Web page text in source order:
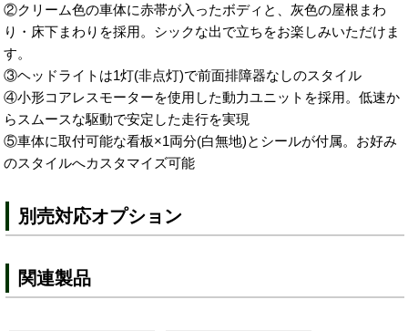
②クリーム色の車体に赤帯が入ったボディと、灰色の屋根まわ
り・床下まわりを採用。シックな出で立ちをお楽しみいただけま
す。
③ヘッドライトは1灯(非点灯)で前面排障器なしのスタイル
④小形コアレスモーターを使用した動力ユニットを採用。低速か
らスムースな駆動で安定した走行を実現
⑤車体に取付可能な看板×1両分(白無地)とシールが付属。お好み
のスタイルへカスタマイズ可能
別売対応オプション
関連製品